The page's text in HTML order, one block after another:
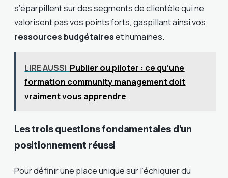
s’éparpillent sur des segments de clientèle qui ne
valorisent pas vos points forts, gaspillant ainsi vos
ressources budgétaireset humaines.
LIRE AUSSI Publier ou piloter : ce qu’une
formation community management doit
vraiment vous apprendre
Les trois questions fondamentales d’un
positionnement réussi
Pour définir une place unique sur l’échiquier du